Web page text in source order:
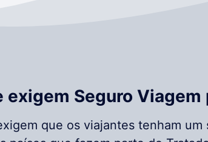
exigem Seguro Viagem
que os viajantes tenham